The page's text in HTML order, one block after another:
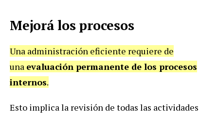
Mejorá los procesos
Una administración eficiente requiere de
una evaluación permanente de los procesos
internos.
Esto implica la revisión de todas las actividades